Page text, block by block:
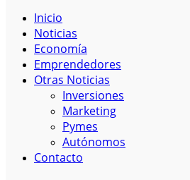
Inicio
Noticias
Economía
Emprendedores
Otras Noticias
Inversiones
Marketing
Pymes
Autónomos
Contacto